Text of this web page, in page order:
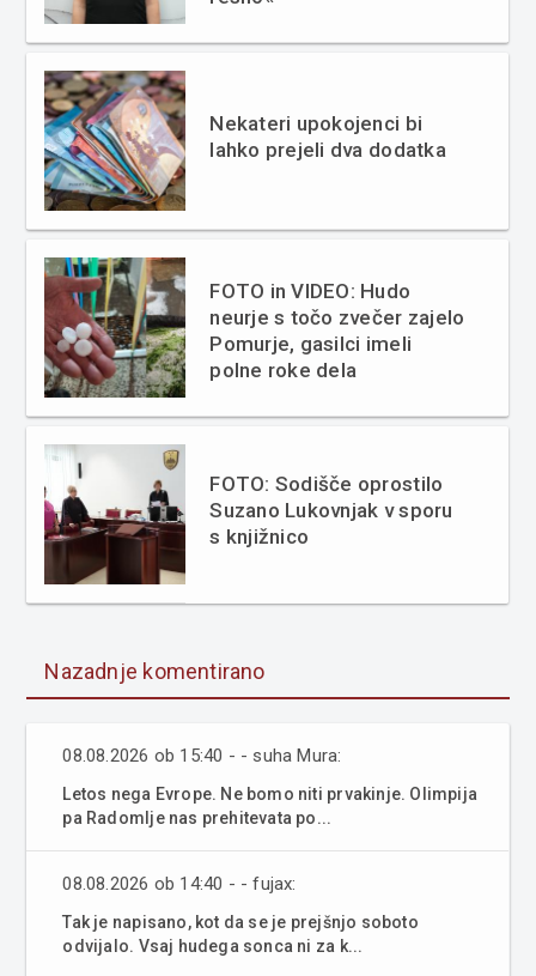
Nekateri upokojenci bi
lahko prejeli dva dodatka
FOTO in VIDEO: Hudo
neurje s točo zvečer zajelo
Pomurje, gasilci imeli
polne roke dela
FOTO: Sodišče oprostilo
Suzano Lukovnjak v sporu
s knjižnico
Nazadnje komentirano
08.08.2026 ob 15:40 - - suha Mura:
Letos nega Evrope. Ne bomo niti prvakinje. Olimpija
pa Radomlje nas prehitevata po...
08.08.2026 ob 14:40 - - fujax:
Tak je napisano, kot da se je prejšnjo soboto
odvijalo. Vsaj hudega sonca ni za k...